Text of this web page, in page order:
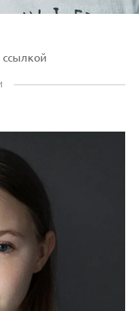
ссылкой